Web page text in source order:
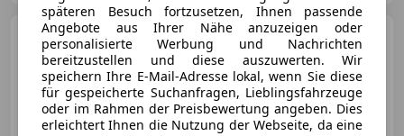
Audi A4
35 TFSI Avant |
WENIG KM | Business Paket
späteren Besuch fortzusetzen, Ihnen passende
Angebote aus Ihrer Nähe anzuzeigen oder
personalisierte Werbung und Nachrichten
bereitzustellen und diese auszuwerten. Wir
speichern Ihre E-Mail-Adresse lokal, wenn Sie diese
für gespeicherte Suchanfragen, Lieblingsfahrzeuge
oder im Rahmen der Preisbewertung angeben. Dies
erleichtert Ihnen die Nutzung der Webseite, da eine